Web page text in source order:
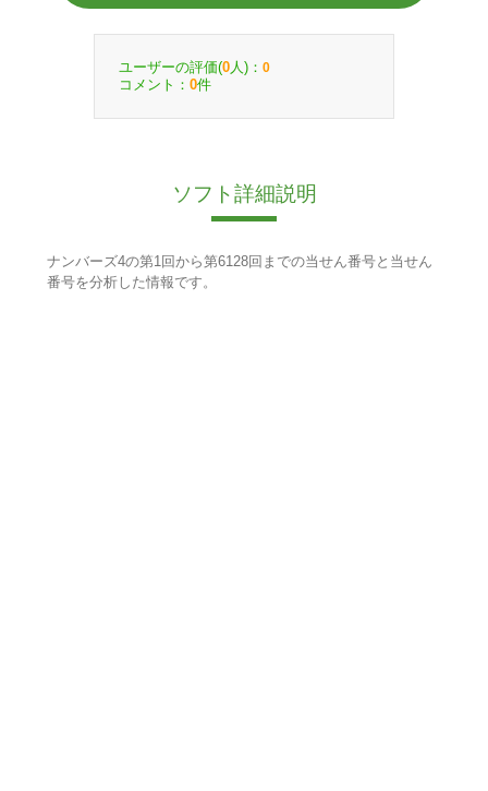
ユーザーの評価(0 人)： 0
コメント： 0件
ソフト詳細説明
ナンバーズ4の第1回から第6128回までの当せん番号と当せん
番号を分析した情報です。